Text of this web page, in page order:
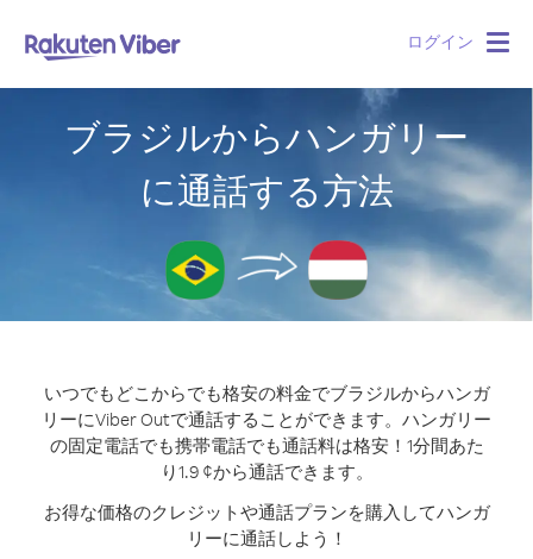
ログイン
ブラジルからハンガリー
に通話する方法
いつでもどこからでも格安の料金でブラジルからハンガ
リーにViber Outで通話することができます。 ハンガリー
の固定電話でも携帯電話でも通話料は格安！1分間あた
り1.9 ¢から通話できます。
お得な価格のクレジットや通話プランを購入してハンガ
リーに通話しよう！